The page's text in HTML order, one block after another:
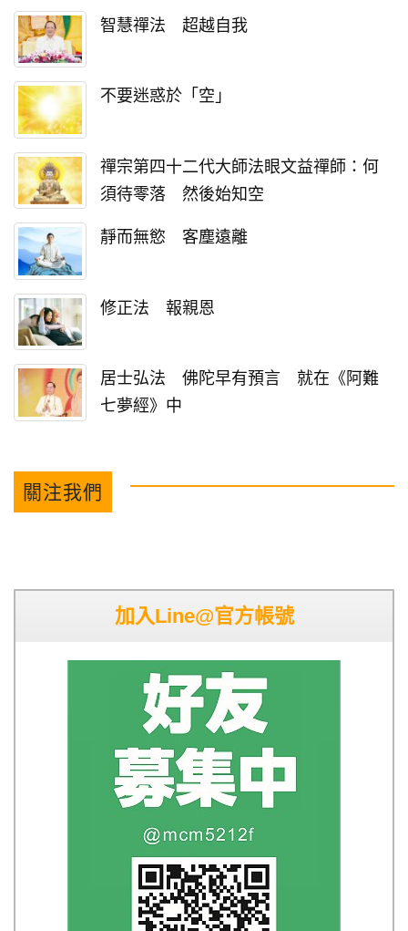
智慧禪法 超越自我
不要迷惑於「空」
禪宗第四十二代大師法眼文益禪師：何
須待零落 然後始知空
靜而無慾 客塵遠離
修正法 報親恩
居士弘法 佛陀早有預言 就在《阿難
七夢經》中
關注我們
加入Line@官方帳號